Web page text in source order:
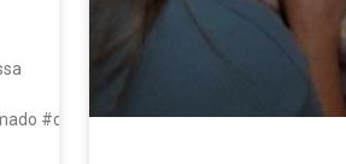
#canela #novapetropolis #saochico